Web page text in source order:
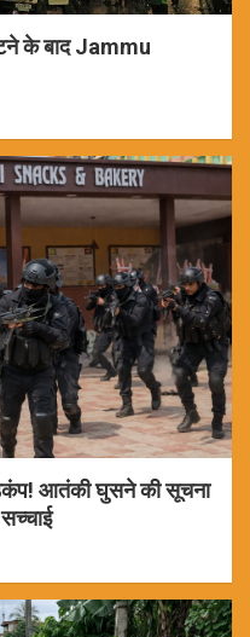
के बाद Jammu
आतंकी घुसने की सूचना